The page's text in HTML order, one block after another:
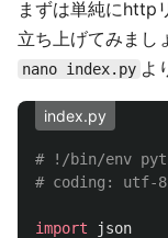
まずは単純にhttp
立ち上げてみまし
nano index.py よ
index.py
# !/bin/env
import
json